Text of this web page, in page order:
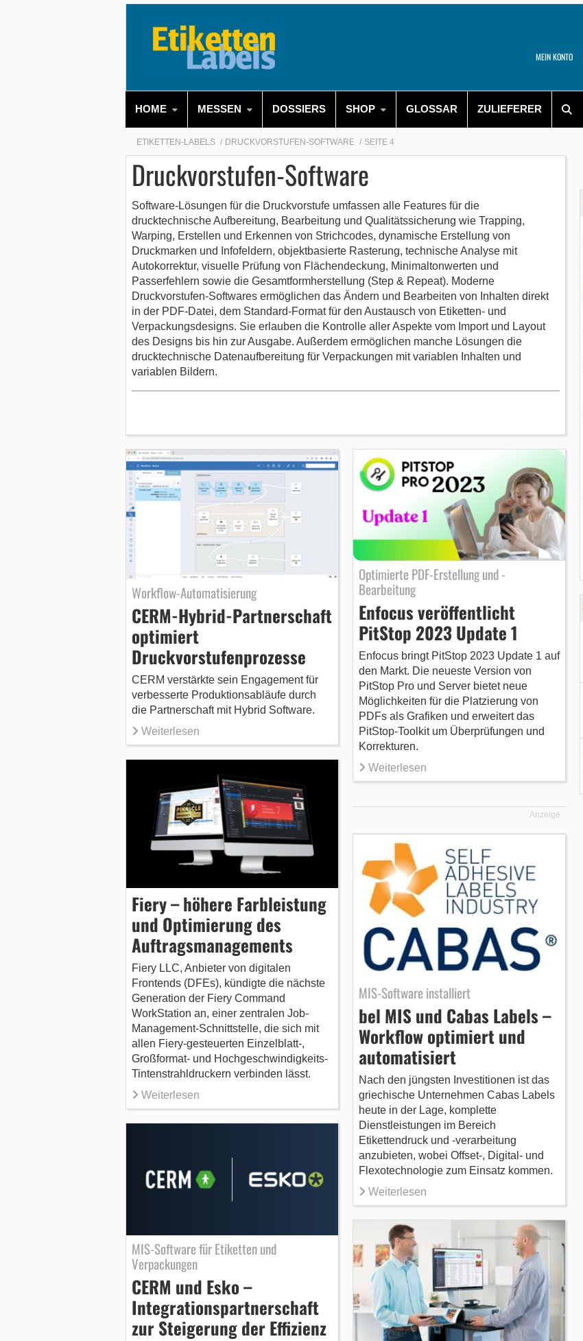
MEIN KONTO
HOME MESSEN DOSSIERS SHOP GLOSSAR ZULIEFERER
ETIKETTEN-LABELS DRUCKVORSTUFEN-SOFTWARE SEITE 4
Druckvorstufen-Software
Software-Lösungen für die Druckvorstufe umfassen alle Features für die
drucktechnische Aufbereitung, Bearbeitung und Qualitätssicherung wie Trapping,
Warping, Erstellen und Erkennen von Strichcodes, dynamische Erstellung von
Druckmarken und Infofeldern, objektbasierte Rasterung, technische Analyse mit
Autokorrektur, visuelle Prüfung von Flächendeckung, Minimaltonwerten und
Passerfehlern sowie die Gesamtformherstellung (Step & Repeat). Moderne
Druckvorstufen-Softwares ermöglichen das Ändern und Bearbeiten von Inhalten direkt
in der PDF-Datei, dem Standard-Format für den Austausch von Etiketten- und
Verpackungsdesigns. Sie erlauben die Kontrolle aller Aspekte vom Import und Layout
des Designs bis hin zur Ausgabe. Außerdem ermöglichen manche Lösungen die
drucktechnische Datenaufbereitung für Verpackungen mit variablen Inhalten und
variablen Bildern.
Workflow-Automatisierung
CERM-Hybrid-Partnerschaft
optimiert
Druckvorstufenprozesse
CERM verstärkte sein Engagement für
verbesserte Produktionsabläufe durch
die Partnerschaft mit Hybrid Software.
Weiterlesen
Optimierte PDF-Erstellung und -
Bearbeitung
Enfocus veröffentlicht
PitStop 2023 Update 1
Enfocus bringt PitStop 2023 Update 1 auf
den Markt. Die neueste Version von
PitStop Pro und Server bietet neue
Möglichkeiten für die Platzierung von
PDFs als Grafiken und erweitert das
PitStop-Toolkit um Überprüfungen und
Korrekturen.
Weiterlesen
Fiery – höhere Farbleistung
und Optimierung des
Auftragsmanagements
Fiery LLC, Anbieter von digitalen
Frontends (DFEs), kündigte die nächste
Generation der Fiery Command
WorkStation an, einer zentralen Job-
Management-Schnittstelle, die sich mit
allen Fiery-gesteuerten Einzelblatt-,
Großformat- und Hochgeschwindigkeits-
Tintenstrahldruckern verbinden lässt.
Weiterlesen
Anzeige
MIS-Software für Etiketten und
Verpackungen
CERM und Esko –
Integrationspartnerschaft
zur Steigerung der Effizienz
MIS-Software installiert
bel MIS und Cabas Labels –
Workflow optimiert und
automatisiert
Nach den jüngsten Investitionen ist das
griechische Unternehmen Cabas Labels
heute in der Lage, komplette
Dienstleistungen im Bereich
Etikettendruck und -verarbeitung
anzubieten, wobei Offset-, Digital- und
Flexotechnologie zum Einsatz kommen.
Weiterlesen